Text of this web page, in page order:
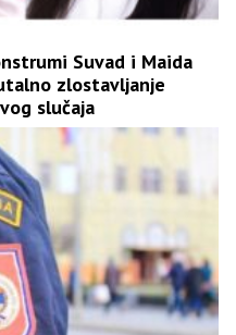
Suvad i Maida
zlostavljanje
slučaja